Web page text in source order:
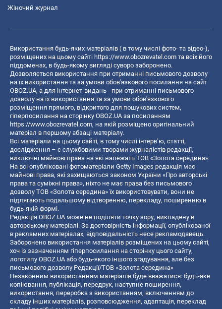
Жіночий журнал
Використання будь-яких матеріалів ( в тому числі фото- та відео-),
розміщених на цьому сайті https://www.obozrevatel.com та всіх його
піддоменах, в будь-якому вигляді суворо заборонено.
Дозволяється використання при отриманні письмового дозволу
на їх використання та за умови обов'язкового посилання на сайт
OBOZ.UA, а для інтернет-видань - при отриманні письмового
дозволу на їх використання та за умови обов'язкового
розміщення прямого, відкритого для пошукових систем,
гіперпосилання на сторінку OBOZ.UA за посиланням
https://www.obozrevatel.com, на якій розміщено оригінальний
матеріал в першому абзаці матеріалу.
Всі матеріали на цьому сайті, в тому числі інтерв’ю, статті,
дослідження – є службовими творами журналістів редакції,
виключні майнові права на які належать ТОВ «Золота середина».
На всі опубліковані фотоматеріали Getty Images редакція має
майнові права, які захищаються законом України «Про авторські
права та суміжні права», ніхто не має права без письмового
дозволу ТОВ «Золота середина» їх використовувати, вони не
підлягають подальшому відтворенню, перекладу, поширенню в
будь-якій формі.
Редакція OBOZ.UA може не поділяти точку зору, викладену в
авторському матеріалі. За достовірність інформації, опублікованої
в рекламних матеріалах, відповідальність несе рекламодавець.
Заборонено використання матеріалів розміщених на цьому сайті,
хоч із зазначенням гіперпосилання на сторінку цього сайту,
логотипу OBOZ.UA або будь-якого іншого згадування, але без
письмового дозволу Редакції/ТОВ «Золота середина»
Незаконним використанням матеріалів буде вважатися: будь-яке
копiювання, публiкацiя, передрук, наступне поширення,
використання, переробка з використанням, включенням до
складу інших матеріалів, розповсюдження, адаптація, переклад